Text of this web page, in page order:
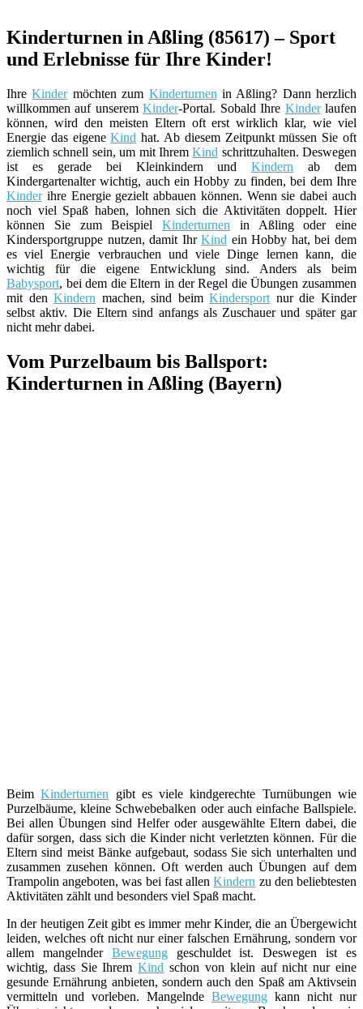
Kinderturnen in Aßling (85617) – Sport
und Erlebnisse für Ihre Kinder!
IhreKindermöchten zum Kinderturnen in Aßling? Dann herzlich
willkommen auf unseremKinder-Portal. Sobald Ihre Kinderlaufen
können, wird den meisten Eltern oft erst wirklich klar, wie viel
Energie das eigeneKind hat. Ab diesem Zeitpunkt müssen Sie oft
ziemlich schnell sein, um mit IhremKind schrittzuhalten. Deswegen
ist es gerade bei Kleinkindern undKindern ab dem
Kindergartenalter wichtig, auch ein Hobby zu finden, bei dem Ihre
Kinderihre Energie gezielt abbauen können. Wenn sie dabei auch
noch viel Spaß haben, lohnen sich die Aktivitäten doppelt. Hier
können Sie zum Beispiel Kinderturnen in Aßling oder eine
Kindersportgruppe nutzen, damit IhrKind ein Hobby hat, bei dem
es viel Energie verbrauchen und viele Dinge lernen kann, die
wichtig für die eigene Entwicklung sind. Anders als beim
Babysport, bei dem die Eltern in der Regel die Übungen zusammen
mit denKindern machen, sind beimKindersport nur die Kinder
selbst aktiv. Die Eltern sind anfangs als Zuschauer und später gar
nicht mehr dabei.
Vom Purzelbaum bis Ballsport:
Kinderturnen in Aßling (Bayern)
BeimKinderturnen gibt es viele kindgerechte Turnübungen wie
Purzelbäume, kleine Schwebebalken oder auch einfache Ballspiele.
Bei allen Übungen sind Helfer oder ausgewählte Eltern dabei, die
dafür sorgen, dass sich die Kinder nicht verletzten können. Für die
Eltern sind meist Bänke aufgebaut, sodass Sie sich unterhalten und
zusammen zusehen können. Oft werden auch Übungen auf dem
Trampolin angeboten, was bei fast allenKindern zu den beliebtesten
Aktivitäten zählt und besonders viel Spaß macht.
In der heutigen Zeit gibt es immer mehr Kinder, die an Übergewicht
leiden, welches oft nicht nur einer falschen Ernährung, sondern vor
allem mangelnder Bewegunggeschuldet ist. Deswegen ist es
wichtig, dass Sie IhremKind schon von klein auf nicht nur eine
gesunde Ernährung anbieten, sondern auch den Spaß am Aktivsein
vermitteln und vorleben. Mangelnde Bewegung kann nicht nur